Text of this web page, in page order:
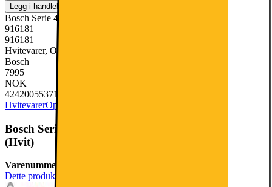
Legg i handlekurv
Bosch Serie 4 Oppvaskmaskin SMU4HTW74S (Hvit)
916181
916181
Hvitevarer, Oppvaskmaskin
Bosch
7995
NOK
4242005537198
HvitevarerOppvaskmaskin
Bosch Serie 4 Oppvaskmaskin SMU4HTW74S
(Hvit)
Varenummer:
Dette produktet er rangert med 4.4 av 5 stjerner.